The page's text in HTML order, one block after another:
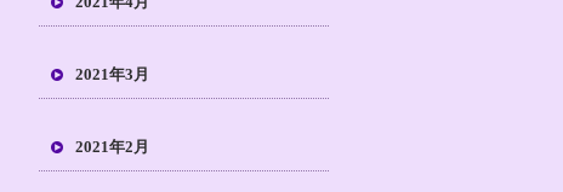
2021年3月
2021年2月